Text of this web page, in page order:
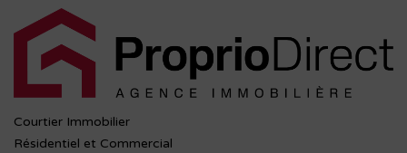
Courtier Immobilier
Résidentiel et Commercial